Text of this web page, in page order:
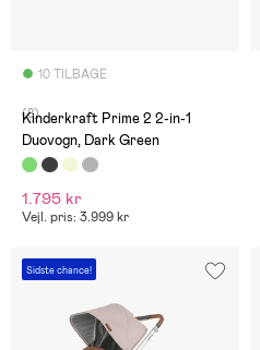
10 TILBAGE
(8)
Kinderkraft Prime 2 2-in-1
Duovogn, Dark Green
1.795 kr
Vejl. pris: 3.999 kr
Sidste chance!